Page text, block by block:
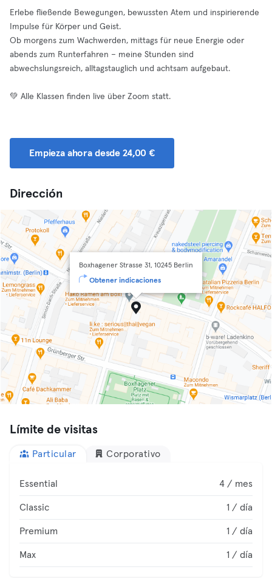
Erlebe fließende Bewegungen, bewussten Atem und inspirierende
Impulse für Körper und Geist.
Ob morgens zum Wachwerden, mittags für neue Energie oder
abends zum Runterfahren – meine Stunden sind
abwechslungsreich, alltagstauglich und achtsam aufgebaut.
💚 Alle Klassen finden live über Zoom statt.
Empieza ahora desde 24,00 €
Dirección
Boxhagener Strasse 31, 10245 Berlin
Obtener indicaciones
Límite de visitas
Particular Corporativo
Essential 4 / mes
Classic 1 / día
Premium 1 / día
Max 1 / día